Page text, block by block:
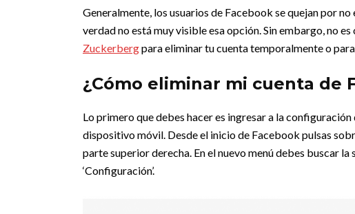
Generalmente, los usuarios de Facebook se quejan por
verdad no está muy visible esa opción. Sin embargo, no
Zuckerbergpara eliminar tu cuenta temporalmente o
¿Cómo eliminar mi cuenta de
Lo primero que debes hacer es ingresar a la
dispositivo móvil. Desde el inicio de Facebook pulsas
parte superior derecha. En el nuevo menú debes buscar la
‘Configuración’.